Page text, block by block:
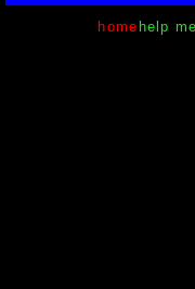
home help